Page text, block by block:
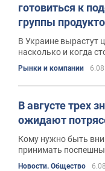
готовиться к
группы
В Украине вырастут
насколько и когда
Рынки и компании
В августе трех
ожидают
Кому нужно быть
принимать
Новости. Общество